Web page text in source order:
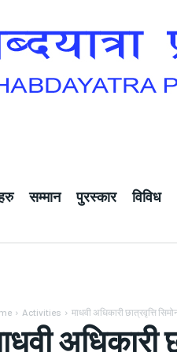
सम्मान पुरस्कार
विविध
Activities माधवी अधिकारी छात्रवृत्ति
अधिकारी